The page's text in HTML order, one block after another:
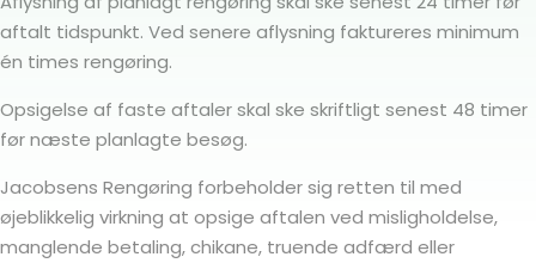
aftalt tidspunkt. Ved senere aflysning faktureres minimum
én times rengøring.
Opsigelse af faste aftaler skal ske skriftligt senest 48 timer
før næste planlagte besøg.
Jacobsens Rengøring forbeholder sig retten til med
øjeblikkelig virkning at opsige aftalen ved misligholdelse,
manglende betaling, chikane, truende adfærd eller